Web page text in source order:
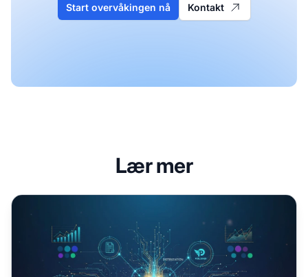
Start overvåkingen nå Kontakt
Lær mer
AI-innholdssyndikering